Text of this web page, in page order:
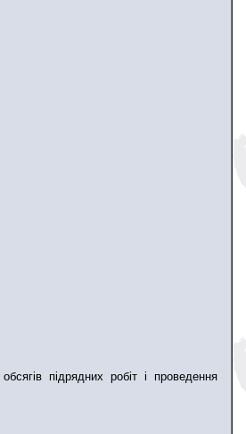
підрядних робіт і проведення